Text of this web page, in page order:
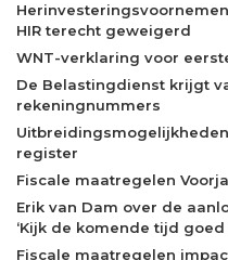
HIR terecht geweigerd
WNT-verklaring voor
De Belastingdienst krijgt
rekeningnummers
register
Fiscale maatregelen
Erik van Dam over de
‘Kijk de komende tijd
Fiscale maatregelen